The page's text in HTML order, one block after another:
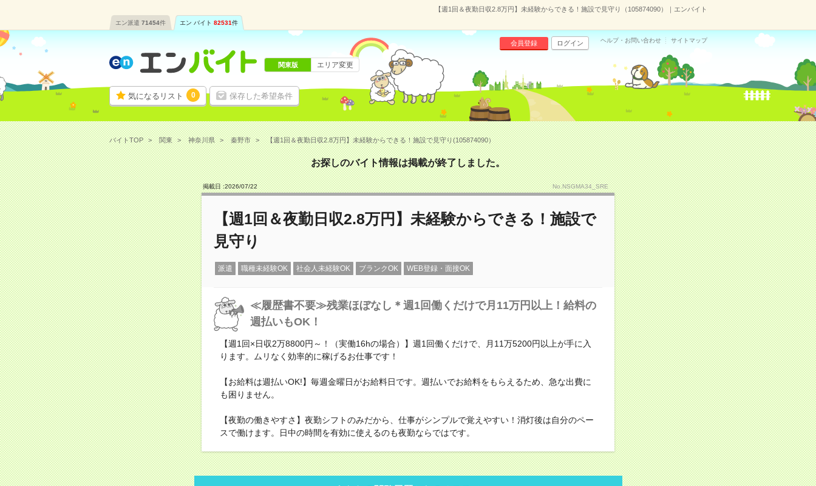
【週1回＆夜勤日収2.8万円】未経験からできる！施設で見守り（105874090）｜エンバイト
エン派遣 71454件 エン バイト 82531件
気になるリスト 0 保存した希望条件
会員登録 ログイン ヘルプ・お問い合わせ サイトマップ
関東版 エリア変更
バイトTOP 関東 神奈川県 秦野市 【週1回＆夜勤日収2.8万円】未経験からできる！施設で見守り(105874090）
お探しのバイト情報は掲載が終了しました。
掲載日 :2026/07/22 No.NSGMA34_SRE
【週1回＆夜勤日収2.8万円】未経験からできる！施設で
見守り
派遣 職種未経験OK 社会人未経験OK ブランクOK WEB登録・面接OK
≪履歴書不要≫残業ほぼなし＊週1回働くだけで月11万円以上！給料の
週払いもOK！
【週1回×日収2万8800円～！（実働16hの場合）】週1回働くだけで、月11万5200円以上が手に入
ります。ムリなく効率的に稼げるお仕事です！
【お給料は週払いOK!】毎週金曜日がお給料日です。週払いでお給料をもらえるため、急な出費に
も困りません。
【夜勤の働きやすさ】夜勤シフトのみだから、仕事がシンプルで覚えやすい！消灯後は自分のペー
スで働けます。日中の時間を有効に使えるのも夜勤ならではです。